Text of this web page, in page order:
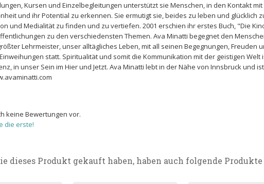
Kursen und Einzelbegleitungen unterstützt sie Menschen, in den Kontakt
und ihr Potential zu erkennen. Sie ermutigt sie, beides zu leben und glücklich
und Medialität zu finden und zu vertiefen. 2001 erschien ihr erstes Buch, "Die
zu den verschiedensten Themen. Ava Minatti begegnet den
Lehrmeister, unser alltägliches Leben, mit all seinen Begegnungen, Freuden
statt. Spiritualität und somit die Kommunikation mit der geistigen
in unser Sein im Hier und Jetzt. Ava Minatti lebt in der Nähe von Innsbruck und
keine Bewertungen vor.
die erste!
dieses Produkt gekauft haben, haben auch folgende